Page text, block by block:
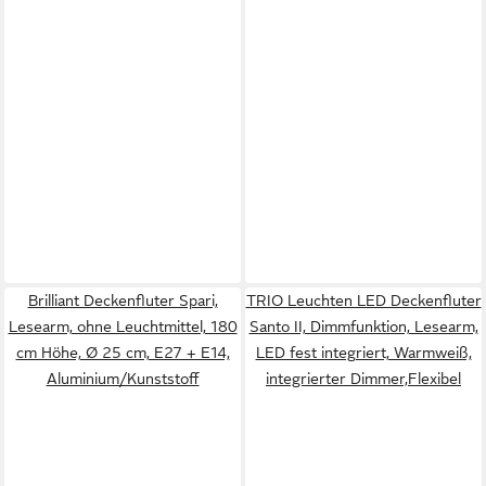
Brilliant Deckenfluter Spari,
Lesearm, ohne Leuchtmittel, 180
cm Höhe, Ø 25 cm, E27 + E14,
Aluminium/Kunststoff
TRIO Leuchten LED Deckenfluter
Santo II, Dimmfunktion, Lesearm,
LED fest integriert, Warmweiß,
integrierter Dimmer,Flexibel